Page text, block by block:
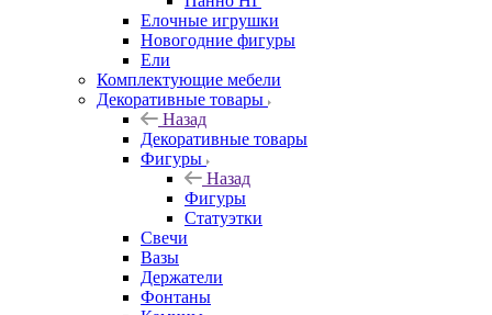
Елочные игрушки
Новогодние фигуры
Ели
Комплектующие мебели
Декоративные товары
Назад
Декоративные товары
Фигуры
Назад
Фигуры
Статуэтки
Свечи
Вазы
Держатели
Фонтаны